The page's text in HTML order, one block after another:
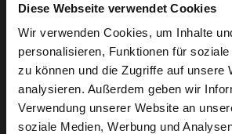
Diese Webseite verwendet Cookies
Wir verwenden Cookies, um Inhalte
personalisieren, Funktionen für
zu können und die Zugriffe auf unsere
analysieren. Außerdem geben wir
Verwendung unserer Website an
soziale Medien, Werbung und